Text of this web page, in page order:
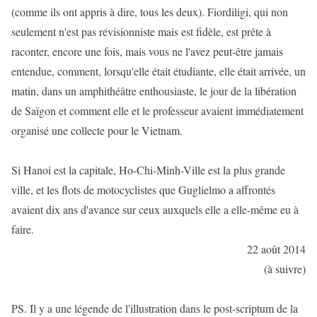
(comme ils ont appris à dire, tous les deux). Fiordiligi, qui non
seulement n'est pas révisionniste mais est fidèle, est prête à
raconter, encore une fois, mais vous ne l'avez peut-être jamais
entendue, comment, lorsqu'elle était étudiante, elle était arrivée, un
matin, dans un amphithéâtre enthousiaste, le jour de la libération
de Saïgon et comment elle et le professeur avaient immédiatement
organisé une collecte pour le Vietnam.
Si Hanoi est la capitale, Ho-Chi-Minh-Ville est la plus grande
ville, et les flots de motocyclistes que Guglielmo a affrontés
avaient dix ans d'avance sur ceux auxquels elle a elle-même eu à
faire.
22 août 2014
(à suivre)
PS. Il y a une légende de l'illustration dans le post-scriptum de la